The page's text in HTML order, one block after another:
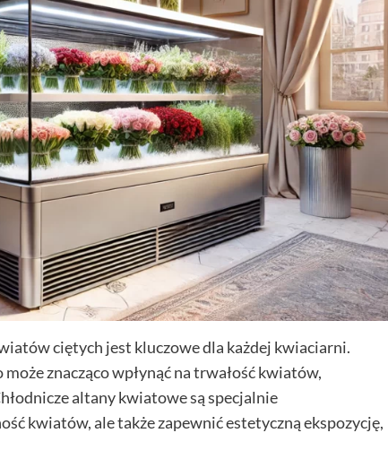
ciętych jest kluczowe dla każdej kwiaciarni.
znacząco wpłynąć na trwałość kwiatów,
altany kwiatowe są specjalnie
kwiatów, ale także zapewnić estetyczną ekspozycję,